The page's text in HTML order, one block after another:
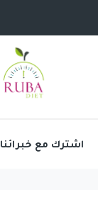
اشترك مع خبرائنا